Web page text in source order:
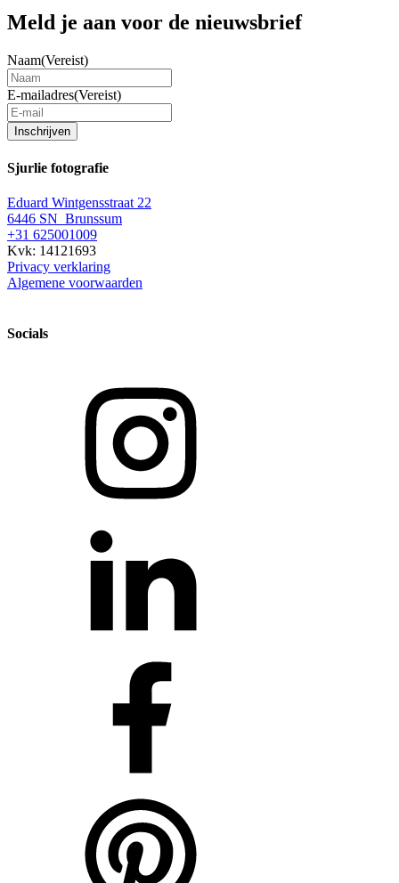
Meld je aan voor de nieuwsbrief
Naam(Vereist)
E-mailadres(Vereist)
Inschrijven
Sjurlie fotografie
Eduard Wintgensstraat 22
6446 SN Brunssum
+31 625001009
Kvk: 14121693
Privacy verklaring
Algemene voorwaarden
Socials